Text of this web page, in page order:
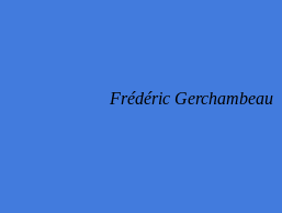
Frédéric Gerchambeau